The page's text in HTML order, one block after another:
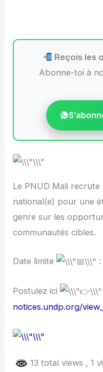
Reçois les
Abonne-toi à
Le PNUD Mali
national(e) pour une
genre sur les
communautés cibles.
Date limite
Postulez ici
notices.undp.org/
13 total views , 1